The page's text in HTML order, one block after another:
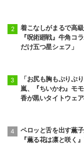
着こなしがまるで高
『呪術廻戦』牛角コ
だけ五つ星シェフ」
「お尻も胸もぷりぷ
嵐、『ちいかわ』モ
香が黒いタイトウェ
ペロッと舌を出す薫
『薫る花は凛と咲く